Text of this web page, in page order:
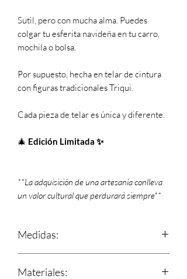
Sutil, pero con mucha alma. Puedes
colgar tu esferita navideña en tu carro,
mochila o bolsa.
Por supuesto, hecha en telar de cintura
con figuras tradicionales Triqui.
Cada pieza de telar es única y diferente.
🎄 Edición Limitada ✨
**La adquisición de una artesanía conlleva
un valor cultural que perdurará siempre**
Medidas:
Materiales: